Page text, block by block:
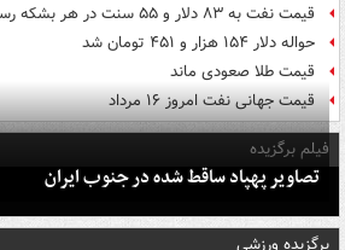
قیمت نفت به ۸۳ دلار و ۵۵ سنت در هر بشکه رسید
حواله دلار ۱۵۴ هزار و ۴۵۱ تومان شد
قیمت طلا صعودی ماند
قیمت جهانی نفت امروز ۱۶ مرداد
فیلم برگزیده
تصاویر پهپاد ساقط شده در جنوب ایران
برگزیده ورزشی